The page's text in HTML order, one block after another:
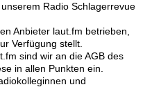
Radio Schlagerrevue
Anbieter laut.fm betrieben,
Verfügung stellt.
sind wir an die AGB des
in allen Punkten ein.
und